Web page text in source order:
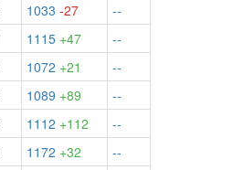
1033 -27
--
1115 +47
--
1072 +21
--
1089 +89
--
1112 +112
--
1172 +32
--